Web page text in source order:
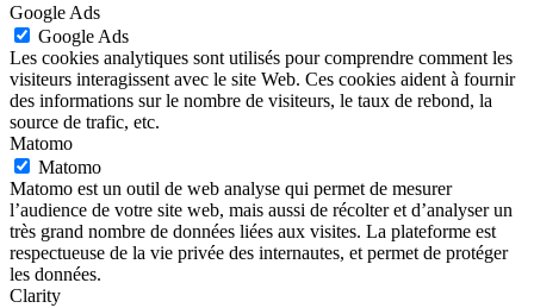
Google Ads
Google Ads
Les cookies analytiques sont utilisés pour comprendre comment les
visiteurs interagissent avec le site Web. Ces cookies aident à fournir
des informations sur le nombre de visiteurs, le taux de rebond, la
source de trafic, etc.
Matomo
Matomo
Matomo est un outil de web analyse qui permet de mesurer
l’audience de votre site web, mais aussi de récolter et d’analyser un
très grand nombre de données liées aux visites. La plateforme est
respectueuse de la vie privée des internautes, et permet de protéger
les données.
Clarity